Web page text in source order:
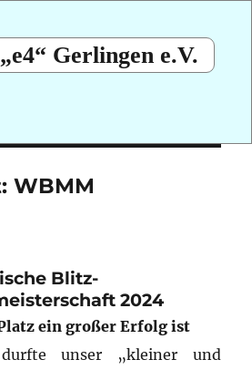
Gerlingen e.V.
WBMM
Blitz-
2024
ein großer Erfolg ist
unser „kleiner und